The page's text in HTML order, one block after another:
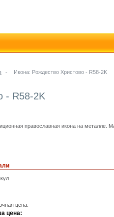
- Икона: Рождество Христово - R58-2K
- R58-2K
православная икона на металле.
цена:
цена: